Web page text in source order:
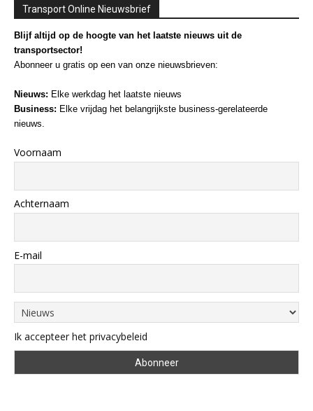
Transport Online Nieuwsbrief
Blijf altijd op de hoogte van het laatste nieuws uit de
transportsector!
Abonneer u gratis op een van onze nieuwsbrieven:
Nieuws: Elke werkdag het laatste nieuws
Business: Elke vrijdag het belangrijkste business-gerelateerde
nieuws.
Voornaam
Achternaam
E-mail
Ik accepteer het privacybeleid